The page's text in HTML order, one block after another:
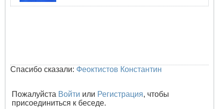
Спасибо сказали: Феоктистов Константин
Пожалуйста Войти или Регистрация, чтобы
присоединиться к беседе.